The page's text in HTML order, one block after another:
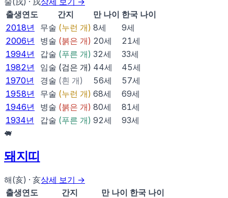
출생연도
간지 만 나이 한국 나이
2018년 무술 (누런 개) 8세 9세
2006년 병술 (붉은 개) 20세 21세
1994년 갑술 (푸른 개) 32세 33세
1982 년 임술 (검은 개) 44세 45세
1970년 경술 (흰 개) 56세 57세
1958년 무술 (누런 개) 68세 69세
1946년 병술 (붉은 개) 80세 81세
1934년 갑술 (푸른 개) 92세 93세
🐖
돼지 띠
해(亥) · 亥상세 보기 →
출생연도
간지 만 나이 한국 나이